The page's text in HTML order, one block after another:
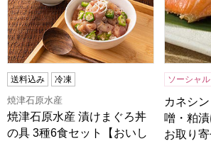
送料込み 冷凍
焼津石原水産
焼津石原水産 漬けまぐろ丼
の具 3種6食セット【おいし
ソーシャ
カネシ
噌・粕
お取り寄